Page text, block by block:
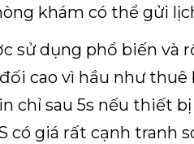
khám có thể gửi
sử dụng phổ biến và
cao vì hầu như thuê
chỉ sau 5s nếu thiết
có giá rất cạnh tranh